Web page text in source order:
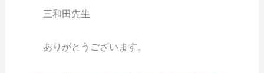
三和田先生
ありがとうございます。